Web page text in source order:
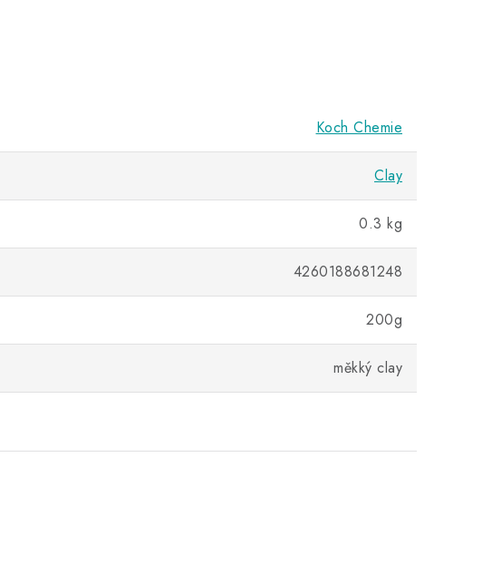
Koch Chemie
Clay
0.3 kg
4260188681248
200g
měkký clay